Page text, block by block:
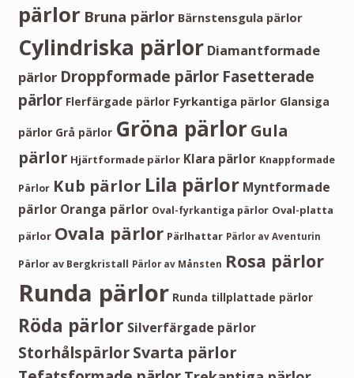
pärlor Bruna pärlor Bärnstensgula pärlor
Cylindriska pärlor Diamantformade
pärlor Droppformade pärlor Fasetterade
pärlor Flerfärgade pärlor Fyrkantiga pärlor Glansiga
pärlor Grå pärlor Gröna pärlorGula
pärlor Hjärtformade pärlor Klara pärlor Knappformade
Pärlor Kub pärlor Lila pärlor Myntformade
pärlor Oranga pärlor Oval-fyrkantiga pärlor Oval-platta
pärlor Ovala pärlor Pärlhattar Pärlor av Aventurin
Pärlor av Bergkristall Pärlor av Månsten Rosa pärlor
Runda pärlor Runda tillplattade pärlor
Röda pärlor Silverfärgade pärlor
StorhålspärlorSvarta pärlor